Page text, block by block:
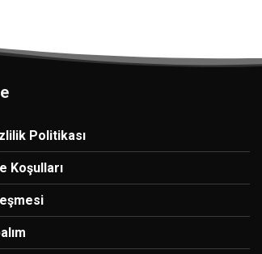
Politikası
Koşulları